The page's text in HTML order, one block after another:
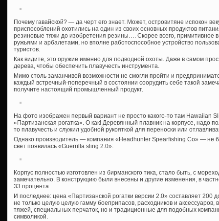
Почему гавайской? — да черт его знает. Может, островитяне испокон
приспособлений охотились на один из своих основных продуктов
резиновые тяжи до изобретения резины…. Скорее всего, примитивное
ружьями и арбалетами, но вполне работоспособное устройство
туристов.
Как видите, это оружие именно для подводной охоты. Даже в самом
дерева, чтобы обеспечить плавучесть инструмента.
Мимо столь заманчивой возможности не смогли пройти и
каждый встречный-поперечный в состоянии соорудить себе такой
получите настоящий промышленный продукт.
На фото изображен первый вариант не просто какого-то там Hawaiian
«Партизанская рогатка». О как! Деревянный плавник на корпусе, надо
то плавучесть и служил удобной рукояткой для переноски или
Однако производитель — компания «Headhunter Spearfishing Co» — не
свет появилась «Guerrilla sling 2.0»:
Корпус полностью изготовлен из бирманского тика, стало быть, с
замечательно. В конструкцию были внесены и другие изменения, в
33 процента.
И последнее: цена «Партизанской рогатки версии 2.0» составляет 200
не только целую целую гамму боеприпасов, расходников и аксессуаров,
тяжей, специальных перчаток, но и традиционные для подобных
символикой.